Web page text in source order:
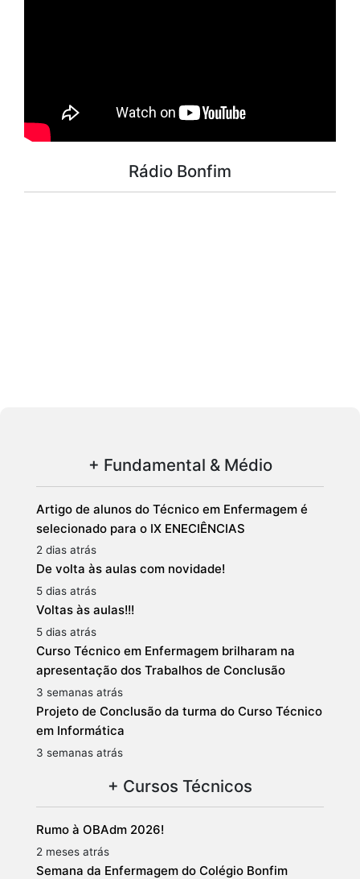
Rádio Bonfim
+ Fundamental & Médio
Artigo de alunos do Técnico em Enfermagem é
selecionado para o IX ENECIÊNCIAS
2 dias atrás
De volta às aulas com novidade!
5 dias atrás
Voltas às aulas!!!
5 dias atrás
Curso Técnico em Enfermagem brilharam na
apresentação dos Trabalhos de Conclusão
3 semanas atrás
Projeto de Conclusão da turma do Curso Técnico
em Informática
3 semanas atrás
+ Cursos Técnicos
Rumo à OBAdm 2026!
2 meses atrás
Semana da Enfermagem do Colégio Bonfim